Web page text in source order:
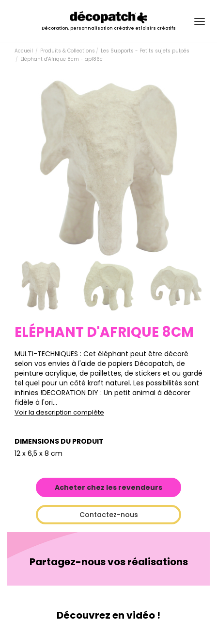
Décoration, personnalisation créative et loisirs créatifs
Accueil Produits & Collections
Les Supports - Petits sujets pulpés
Eléphant d'Afrique 8cm - ap186c
ELÉPHANT D'AFRIQUE 8CM
MULTI-TECHNIQUES : Cet éléphant peut être décoré
selon vos envies à l'aide de papiers Décopatch, de
peinture acrylique, de paillettes, de stickers et ou gardé
tel quel pour un côté kraft naturel. Les possibilités sont
infinies !DECORATION DIY : Un petit animal à décorer
fidèle à l'ori...
Voir la description complète
DIMENSIONS DU PRODUIT
12 x 6,5 x 8 cm
Acheter chez les revendeurs
Contactez-nous
Partagez-nous vos réalisations
Découvrez en vidéo !